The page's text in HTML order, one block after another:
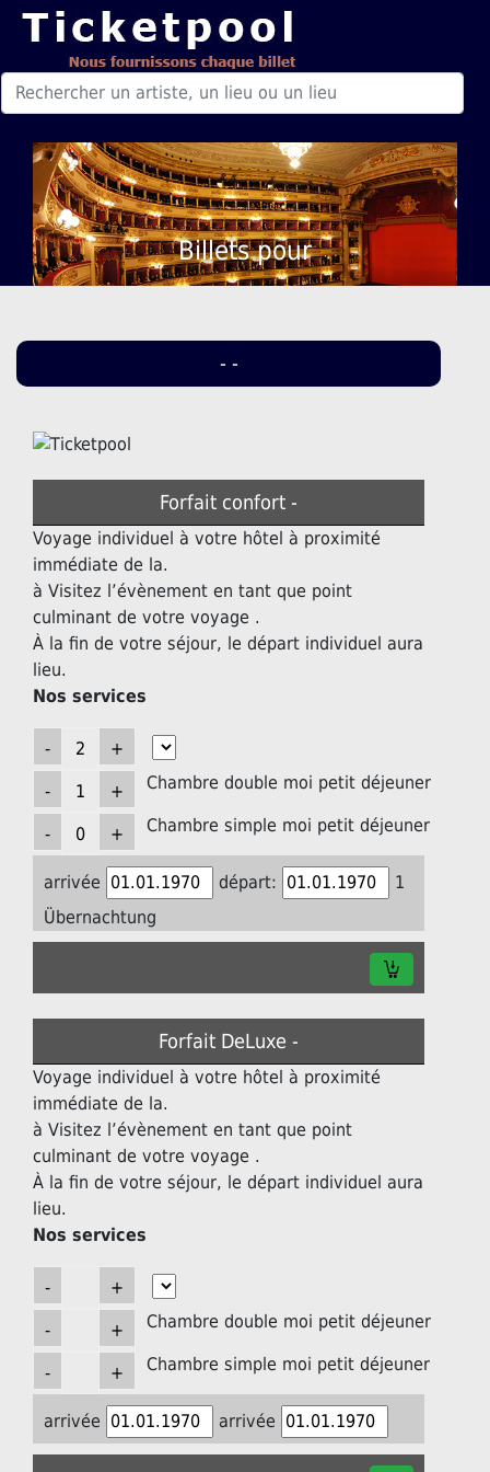
Billets pour
- -
Forfait confort -
Voyage individuel à votre hôtel à proximité
immédiate de la.
à Visitez l’évènement en tant que point
culminant de votre voyage .
À la fin de votre séjour, le départ individuel aura
lieu.
Nos services
Chambre double moi petit déjeuner
Chambre simple moi petit déjeuner
arrivée départ:
1
Übernachtung
Forfait DeLuxe -
Voyage individuel à votre hôtel à proximité
immédiate de la.
à Visitez l’évènement en tant que point
culminant de votre voyage .
À la fin de votre séjour, le départ individuel aura
lieu.
Nos services
Chambre double moi petit déjeuner
Chambre simple moi petit déjeuner
arrivée arrivée